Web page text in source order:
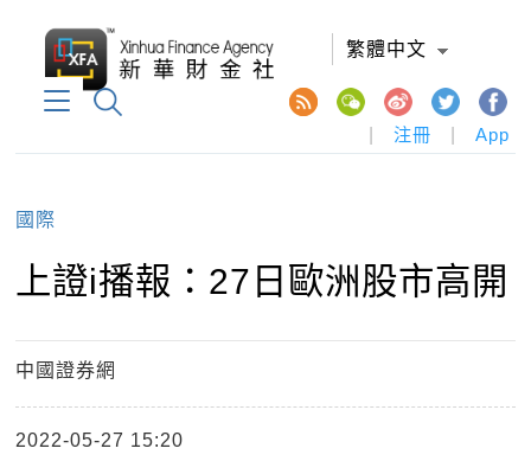
繁體中文
注冊 App
國際
上證i播報：27日歐洲股市高開
中國證券網
2022-05-27 15:20